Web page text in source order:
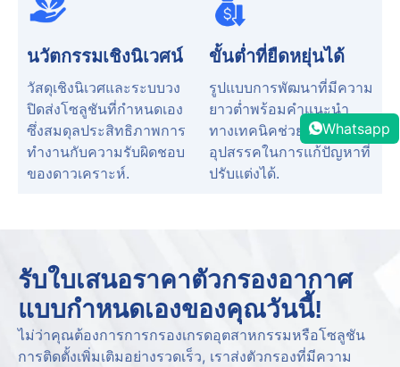
นวัตกรรมเชิงนิเวศน์
วัสดุเชิงนิเวศและระบบวง
ปิดส่งโซลูชันที่กำหนดเอง
ซึ่งสมดุลประสิทธิภาพการ
ทำงานกับความรับผิดชอบ
ของดาวเคราะห์.
ขั้นต่ำที่ยืดหยุ่นได้
รูปแบบการพัฒนาที่มีความ
ยาวต่ำพร้อมคำแนะนำ
ทางเทคนิคช่วยลด
อุปสรรคในการแก้ปัญหาที่
ปรับแต่งได้.
รับใบเสนอราคาตัวกรองอากาศ
แบบกำหนดเองของคุณวันนี้!
ไม่ว่าคุณต้องการการกรองเกรดอุตสาหกรรมหรือโซลูชัน
การติดตั้งเพิ่มเติมอย่างรวดเร็ว, เราส่งตัวกรองที่มีความ
Whatsapp